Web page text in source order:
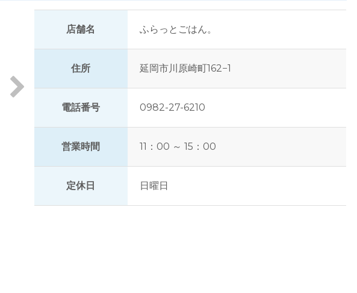
店舗名 ふらっとごはん。
住所 延岡市川原崎町162−1
電話番号 0982-27-6210
営業時間 11：00 ～ 15：00
定休日 日曜日